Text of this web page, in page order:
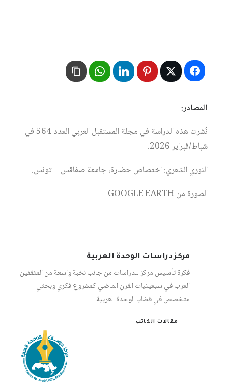
المصادر:
نُشرت هذه الدراسة في مجلة المستقبل العربي العدد 564 في
شباط/فبراير 2026.
النوري الشعري: اختصاص حضارة، جامعة صفاقس – تونس.
الصورة من GOOGLE EARTH
مركز دراسات الوحدة العربية
فكرة تأسيس مركز للدراسات من جانب نخبة واسعة من المثقفين
العرب في سبعينيات القرن الماضي كمشروع فكري وبحثي
متخصص في قضايا الوحدة العربية
مقالات الكاتب